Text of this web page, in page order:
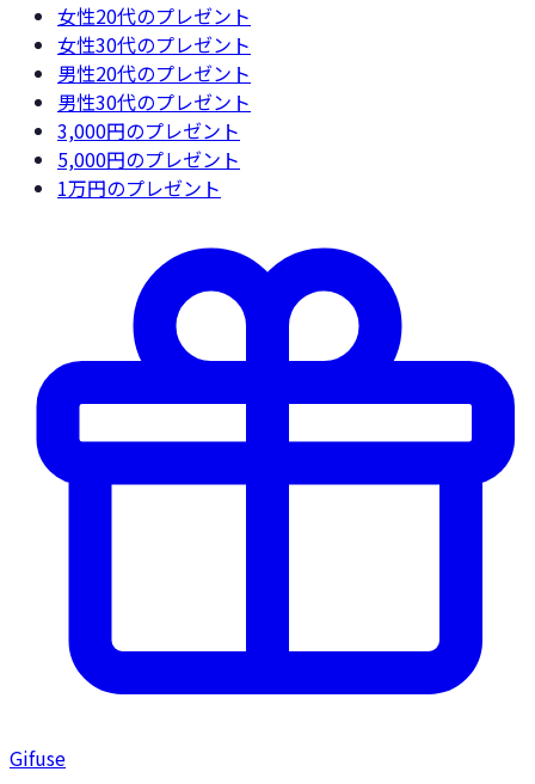
女性20代のプレゼント
女性30代のプレゼント
男性20代のプレゼント
男性30代のプレゼント
3,000円のプレゼント
5,000円のプレゼント
1万円のプレゼント
Gifuse